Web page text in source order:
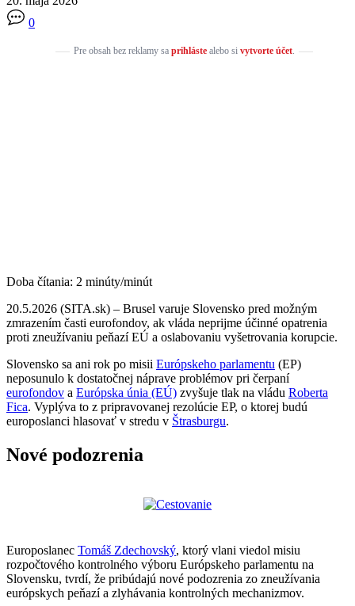
0
Pre obsah bez reklamy sa prihlástealebo si vytvorte účet.
Doba čítania: 2 minúty/minút
20.5.2026 (SITA.sk) – Brusel varuje Slovensko pred možným
zmrazením časti eurofondov, ak vláda neprijme účinné opatrenia
proti zneužívaniu peňazí EÚ a oslabovaniu vyšetrovania korupcie.
Slovensko sa ani rok po misii Európskeho parlamentu (EP)
neposunulo k dostatočnej náprave problémov pri čerpaní
eurofondov a Európska únia (EÚ) zvyšuje tlak na vládu Roberta
Fica. Vyplýva to z pripravovanej rezolúcie EP, o ktorej budú
europoslanci hlasovať v stredu v Štrasburgu.
Nové podozrenia
Europoslanec Tomáš Zdechovský, ktorý vlani viedol misiu
rozpočtového kontrolného výboru Európskeho parlamentu na
Slovensku, tvrdí, že pribúdajú nové podozrenia zo zneužívania
európskych peňazí a zlyhávania kontrolných mechanizmov.